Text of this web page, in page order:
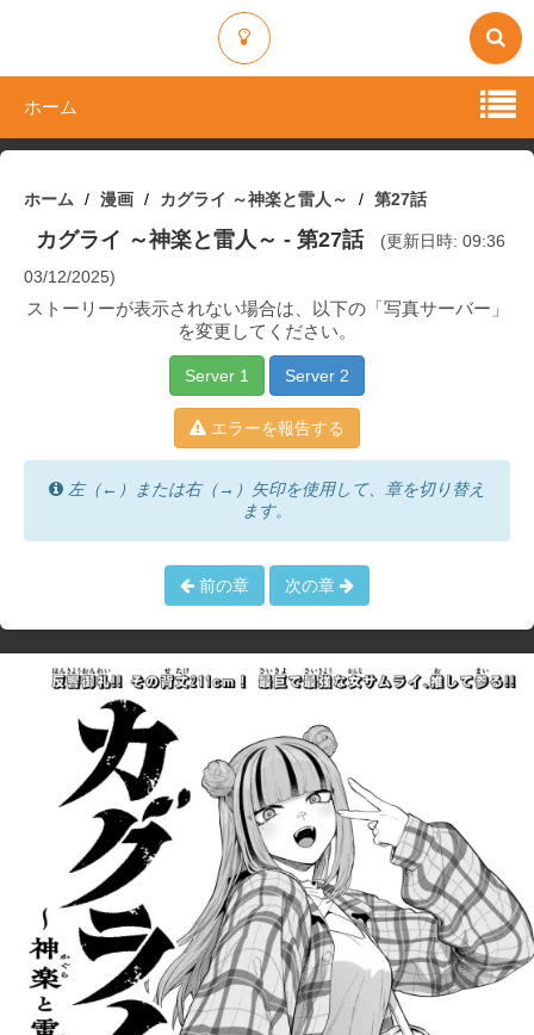
ホーム
ホーム 漫画 カグライ ～神楽と雷人～ 第27話
カグライ ～神楽と雷人～ - 第27話
(更新日時: 09:36
03/12/2025)
ストーリーが表示されない場合は、以下の「写真サーバー」
を変更してください。
Server 1 Server 2
エラーを報告する
左（←）または右（→）矢印を使用して、章を切り替え
ます。
前の章 次の章